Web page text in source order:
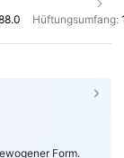
Hüftungsumfang:
Form.